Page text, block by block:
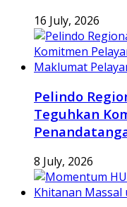
16 July, 2026
Pelindo
Teguhkan
8 July, 2026